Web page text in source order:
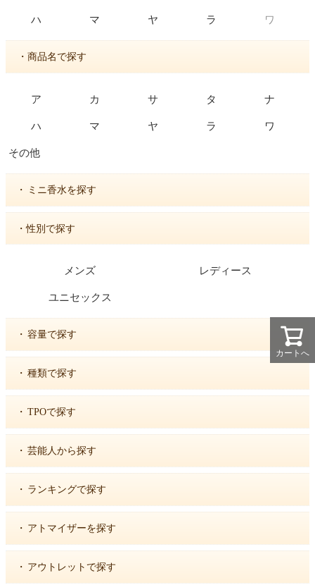
カートへ
ハ マ ヤ ラ ワ
・商品名で探す
ア カ サ タ ナ
ハ マ ヤ ラ ワ
その他
・ ミニ香水を探す
・性別で探す
メンズ レディース
ユニセックス
・ 容量で探す
・ 種類で探す
・ TPOで探す
・ 芸能人から探す
・ ランキングで探す
・ アトマイザーを探す
・ アウトレットで探す